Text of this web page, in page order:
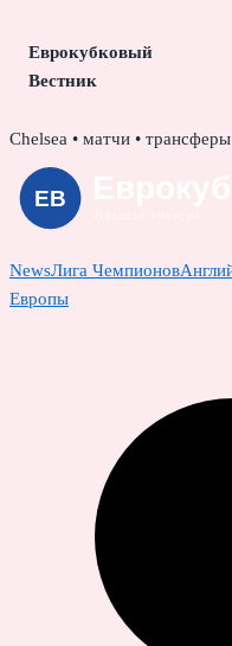
Еврокубковый
Вестник
Skip
content
Chelsea • матчи • трансферы
NewsЛига Чемпионов
Европы